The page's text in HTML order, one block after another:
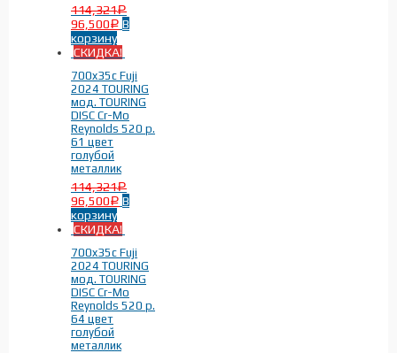
114,321Р
96,500 Р В
корзину
СКИДКА!
700x35c Fuji
2024 TOURING
мод. TOURING
DISC Cr-Mo
Reynolds 520 р.
61 цвет
голубой
металлик
114,321Р
96,500 Р В
корзину
СКИДКА!
700x35c Fuji
2024 TOURING
мод. TOURING
DISC Cr-Mo
Reynolds 520 р.
64 цвет
голубой
металлик